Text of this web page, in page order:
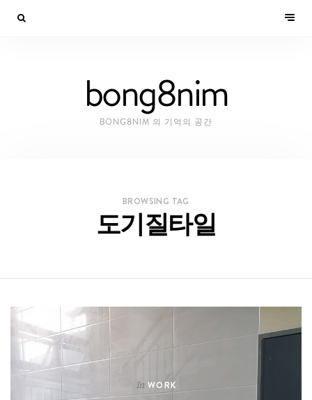
bong8nim
BONG8NIM 의 기억의 공간
BROWSING TAG
도기질타일
In WORK